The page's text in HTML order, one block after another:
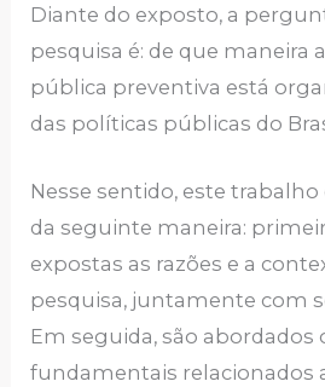
Diante do exposto, a
pesquisa é: de que maneira
pública preventiva está
das políticas públicas do
Nesse sentido, este
da seguinte maneira:
expostas as razões e a
pesquisa, juntamente com
Em seguida, são abordados
fundamentais relacionados